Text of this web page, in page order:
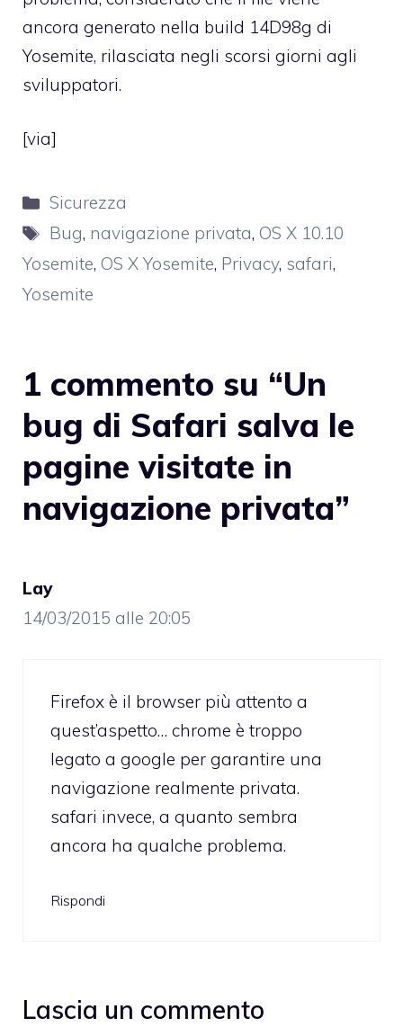
ancora generato nella build 14D98g di
Yosemite, rilasciata negli scorsi giorni agli
sviluppatori.
[via]
Categorie
Sicurezza
Tag
Bug, navigazione privata, OS X 10.10
Yosemite, OS X Yosemite, Privacy, safari,
Yosemite
1 commento su “Un
bug di Safari salva le
pagine visitate in
navigazione privata”
Lay
14/03/2015 alle 20:05
Firefox è il browser più attento a
quest’aspetto… chrome è troppo
legato a google per garantire una
navigazione realmente privata.
safari invece, a quanto sembra
ancora ha qualche problema.
Rispondi
Lascia un commento